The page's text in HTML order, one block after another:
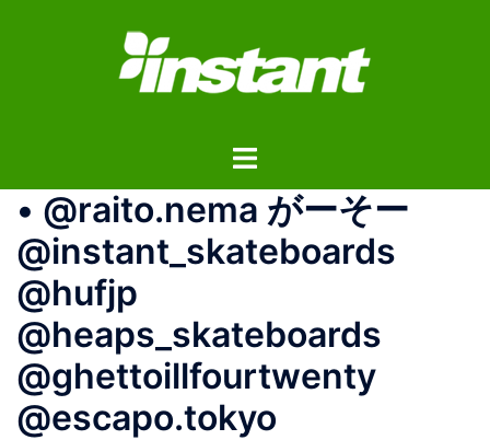
ス
ト
ル
メ
ニ
ー
• @raito.nema がーそー
@instant_skateboards
@hufjp
@heaps_skateboards
@ghettoillfourtwenty
@escapo.tokyo